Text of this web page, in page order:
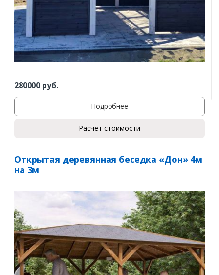
Заказать
Ваше имя*
280000 руб.
Подробнее
Расчет стоимости
Открытая деревянная беседка «Дон» 4м
на 3м